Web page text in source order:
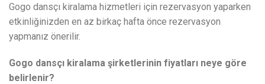
Gogo dansçı kiralama hizmetleri için rezervasyon yaparken
etkinliğinizden en az birkaç hafta önce rezervasyon
yapmanız önerilir.
Gogo dansçı kiralama şirketlerinin fiyatları neye göre
belirlenir?